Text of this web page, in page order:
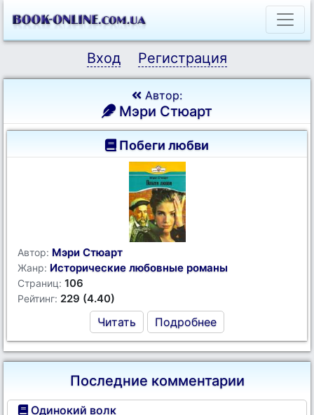
Вход Регистрация
Автор:
Мэри Стюарт
Побеги любви
Автор: Мэри Стюарт
Жанр: Исторические любовные романы
Страниц: 106
Рейтинг: 229 (4.40)
Читать Подробнее
Последние комментарии
Одинокий волк